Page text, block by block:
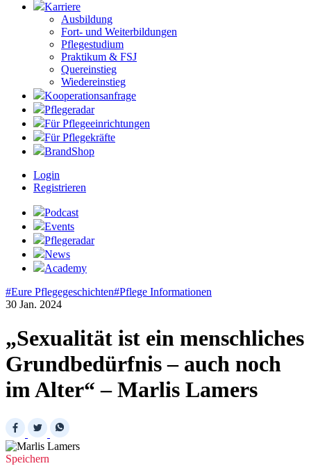
Karriere
Ausbildung
Fort- und Weiterbildungen
Pflegestudium
Praktikum & FSJ
Quereinstieg
Wiedereinstieg
Kooperationsanfrage
Pflegeradar
Für Pflegeeinrichtungen
Für Pflegekräfte
BrandShop
Login
Registrieren
Podcast
Events
Pflegeradar
News
Academy
#Eure Pflegegeschichten#Pflege Informationen
30 Jan. 2024
„Sexualität ist ein menschliches
Grundbedürfnis – auch noch
im Alter“ – Marlis Lamers
Speichern